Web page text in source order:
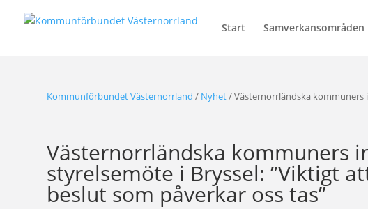
Start Samverkansområden
Kommunförbundet Västernorrland / Nyhet/Västernorrländska kommuners
Västernorrländska kommuners
styrelsemöte i Bryssel: ”Viktigt
beslut som påverkar oss tas”